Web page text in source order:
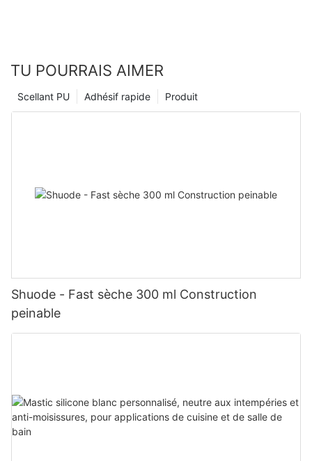
TU POURRAIS AIMER
Produit
Adhésif rapide
Scellant PU
Shuode - Fast sèche 300 ml Construction
peinable